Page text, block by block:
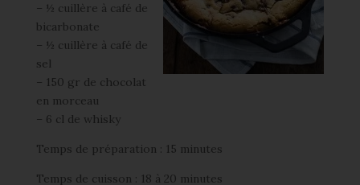
– ½ cuillère à café de
bicarbonate
– ½ cuillère à café de
sel
– 150 gr de chocolat
en morceau
– 6 cl de whisky
Temps de préparation : 15 minutes
Temps de cuisson : 18 à 20 minutes